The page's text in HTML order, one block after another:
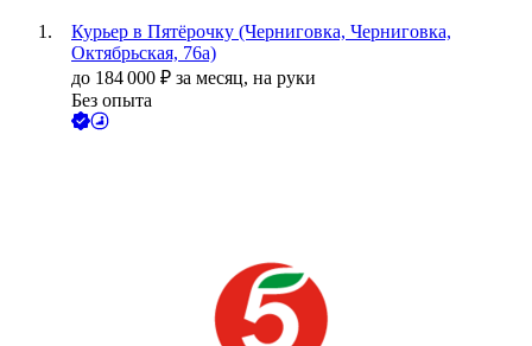
Курьер в Пятёрочку (Черниговка, Черниговка,
Октябрьская, 76а)
до 184 000 ₽ за месяц, на руки
Без опыта